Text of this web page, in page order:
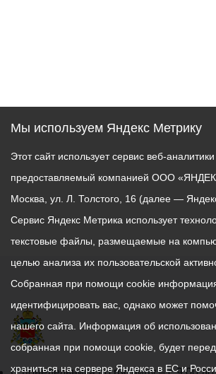
График
Мы используем Яндекс Метрику
Этот сайт использует сервис веб-
предоставляемый компанией ООО
Москва, ул. Л. Толстого, 16 (далее —
Сервис Яндекс Метрика использует
текстовые файлы, размещаемые на
целью анализа их пользовательской
Собранная при помощи cookie
идентифицировать вас, однако может
нашего сайта. Информация об
собранная при помощи cookie, будет
храниться на сервере Яндекса в ЕС и